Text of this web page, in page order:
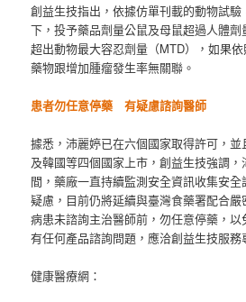
創益生技指出，依據仿單刊載的動物試
下，投予藥品劑量公鼠及母鼠超過人體
超出動物最大容忍劑量（MTD），如果
藥物跟增加腫瘤發生率無關聯。
患者勿任意停藥 有疑慮諮詢醫師
據悉，沛麗婷已在六個國家取得許可，
及韓國等四個國家上市，創益生技強調
間，藥廠一直持續監測安全資訊收集安
疑慮，目前仍將延續與臺灣食藥署配合
病患未諮詢主治醫師前，勿任意停藥，
有任何產品諮詢問題，應洽創益生技服務
健康醫療網：